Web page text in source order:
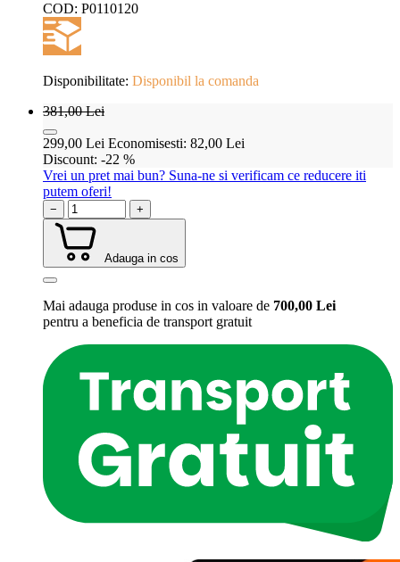
COD: P0110120
Disponibilitate: Disponibil la comanda
381,00 Lei
299,00 Lei Economisesti: 82,00 Lei
Discount: -22 %
Vrei un pret mai bun? Suna-ne si verificam ce reducere iti
putem oferi!
− +
Adauga in cos
Mai adauga produse in cos in valoare de 700,00 Lei
pentru a beneficia de transport gratuit